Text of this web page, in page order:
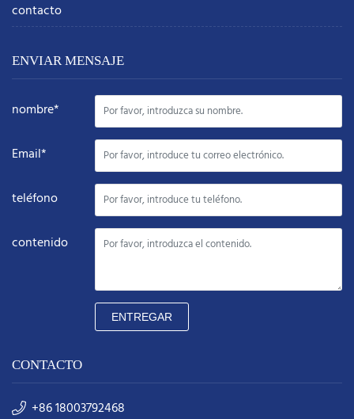
contacto
ENVIAR MENSAJE
nombre*
Email*
teléfono
contenido
ENTREGAR
CONTACTO
+86 18003792468